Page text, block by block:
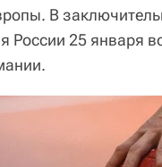
В
России 25 января